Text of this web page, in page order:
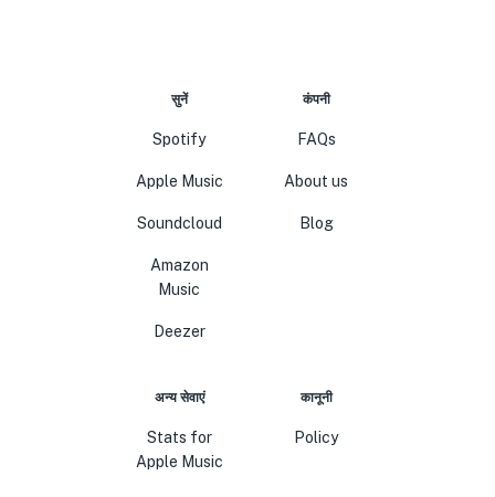
सुनें
Spotify
Apple Music
Soundcloud
Amazon
Music
Deezer
कंपनी
FAQs
About us
Blog
अन्य सेवाएं
Stats for
Apple Music
कानूनी
Policy